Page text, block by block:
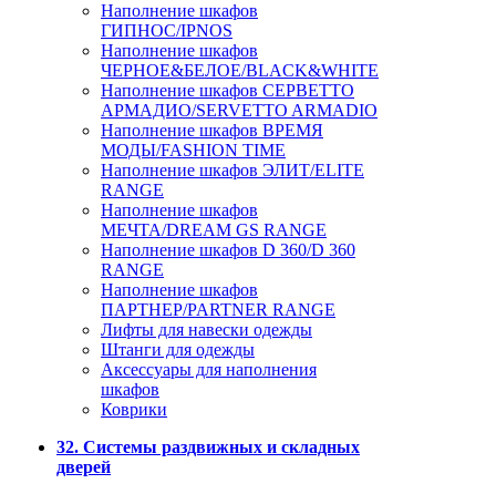
Наполнение шкафов
ГИПНОС/IPNOS
Наполнение шкафов
ЧЕРНОЕ&БЕЛОЕ/BLACK&WHITE
Наполнение шкафов СЕРВЕТТО
АРМАДИО/SERVETTO ARMADIO
Наполнение шкафов ВРЕМЯ
МОДЫ/FASHION TIME
Наполнение шкафов ЭЛИТ/ELITE
RANGE
Наполнение шкафов
МЕЧТА/DREAM GS RANGE
Наполнение шкафов D 360/D 360
RANGE
Наполнение шкафов
ПАРТНЕР/PARTNER RANGE
Лифты для навески одежды
Штанги для одежды
Аксессуары для наполнения
шкафов
Коврики
32. Системы раздвижных и складных
дверей